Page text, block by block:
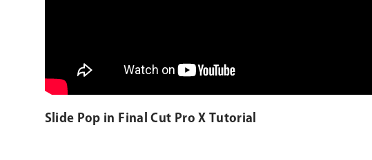
Slide Pop in Final Cut Pro X Tutorial